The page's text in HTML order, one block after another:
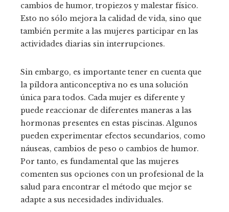
cambios de humor, tropiezos y malestar físico.
Esto no sólo mejora la calidad de vida, sino que
también permite a las mujeres participar en las
actividades diarias sin interrupciones.
Sin embargo, es importante tener en cuenta que
la píldora anticonceptiva no es una solución
única para todos. Cada mujer es diferente y
puede reaccionar de diferentes maneras a las
hormonas presentes en estas piscinas. Algunos
pueden experimentar efectos secundarios, como
náuseas, cambios de peso o cambios de humor.
Por tanto, es fundamental que las mujeres
comenten sus opciones con un profesional de la
salud para encontrar el método que mejor se
adapte a sus necesidades individuales.